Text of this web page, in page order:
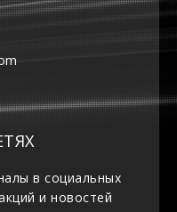
в социальных
и новостей